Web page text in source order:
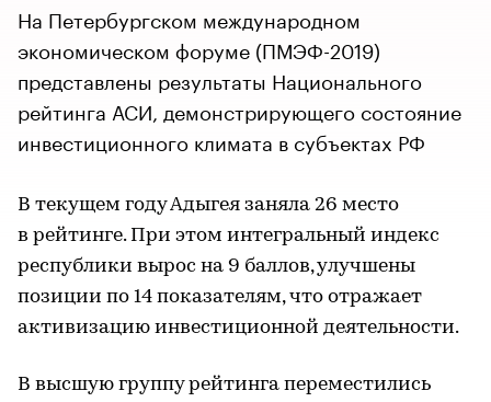
На Петербургском международном
экономическом форуме (ПМЭФ-2019)
представлены результаты Национального
рейтинга АСИ, демонстрирующего состояние
инвестиционного климата в субъектах РФ
В текущем году Адыгея заняла 26 место
в рейтинге. При этом интегральный индекс
республики вырос на 9 баллов, улучшены
позиции по 14 показателям, что отражает
активизацию инвестиционной деятельности.
В высшую группу рейтинга переместились